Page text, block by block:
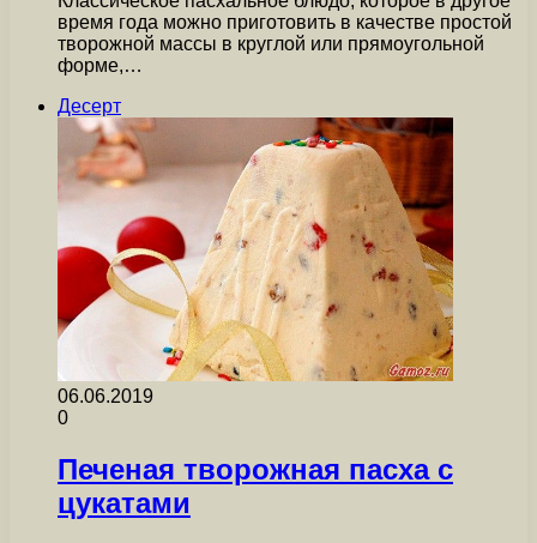
время года можно приготовить в качестве простой
творожной массы в круглой или прямоугольной
форме,…
Десерт
06.06.2019
0
Печеная творожная пасха с
цукатами